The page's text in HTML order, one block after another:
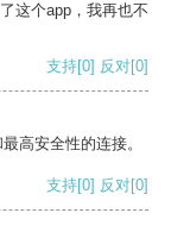
这个app，我再也不
支持[0] 反对[0]
高安全性的连接。
支持[0] 反对[0]